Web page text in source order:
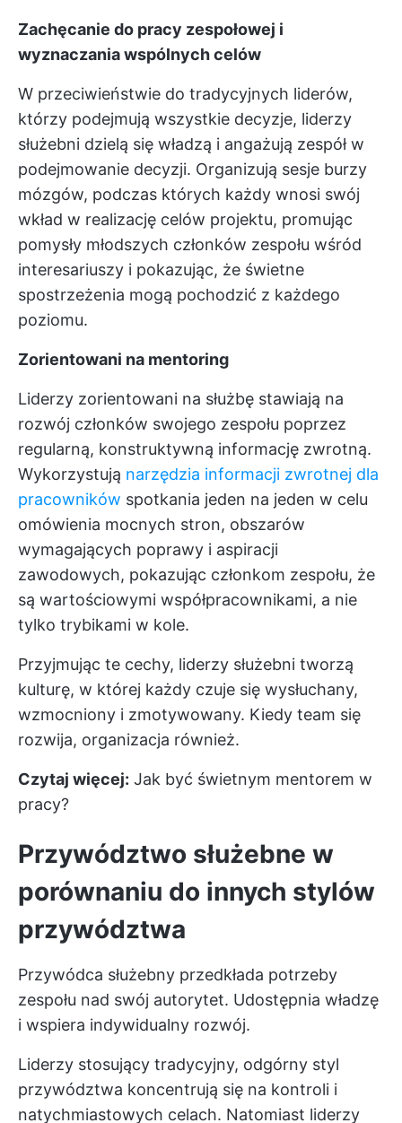
Zachęcanie do pracy zespołowej i
wyznaczania wspólnych celów
W przeciwieństwie do tradycyjnych liderów,
którzy podejmują wszystkie decyzje, liderzy
służebni dzielą się władzą i angażują zespół w
podejmowanie decyzji. Organizują sesje burzy
mózgów, podczas których każdy wnosi swój
wkład w realizację celów projektu, promując
pomysły młodszych członków zespołu wśród
interesariuszy i pokazując, że świetne
spostrzeżenia mogą pochodzić z każdego
poziomu.
Zorientowani na mentoring
Liderzy zorientowani na służbę stawiają na
rozwój członków swojego zespołu poprzez
regularną, konstruktywną informację zwrotną.
Wykorzystują narzędzia informacji zwrotnej dla
pracowników spotkania jeden na jeden w celu
omówienia mocnych stron, obszarów
wymagających poprawy i aspiracji
zawodowych, pokazując członkom zespołu, że
są wartościowymi współpracownikami, a nie
tylko trybikami w kole.
Przyjmując te cechy, liderzy służebni tworzą
kulturę, w której każdy czuje się wysłuchany,
wzmocniony i zmotywowany. Kiedy team się
rozwija, organizacja również.
Czytaj więcej: Jak być świetnym mentorem w
pracy?
Przywództwo służebne w
porównaniu do innych stylów
przywództwa
Przywódca służebny przedkłada potrzeby
zespołu nad swój autorytet. Udostępnia władzę
i wspiera indywidualny rozwój.
Liderzy stosujący tradycyjny, odgórny styl
przywództwa koncentrują się na kontroli i
natychmiastowych celach. Natomiast liderzy